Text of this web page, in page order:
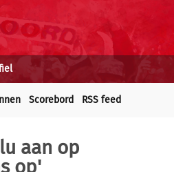
Scorebord RSS feed
aan op
op'